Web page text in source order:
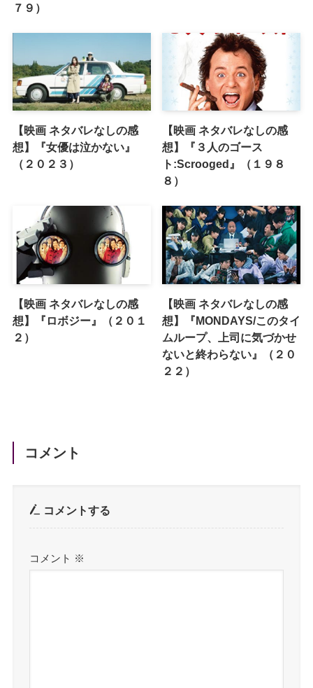
７９）
【映画 ネタバレなしの感
想】『女優は泣かない』
（２０２３）
【映画 ネタバレなしの感
想】『３人のゴース
ト:Scrooged』（１９８
８）
【映画 ネタバレなしの感
想】『ロボジー』（２０１
２）
【映画 ネタバレなしの感
想】『MONDAYS/このタイ
ムループ、上司に気づかせ
ないと終わらない』（２０
２２）
コメント
コメントする
コメント ※